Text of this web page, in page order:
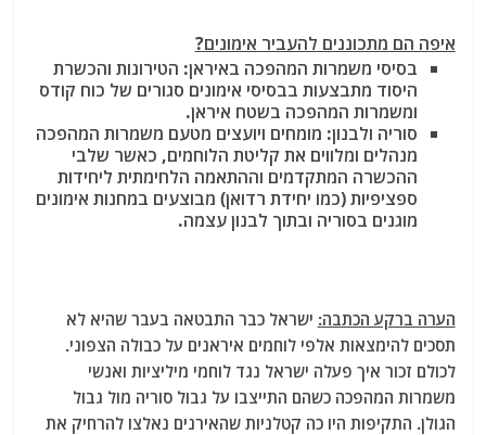
איפה הם מתכוננים להעביר אימונים?
בסיסי משמרות המהפכה באיראן: הטירונות והכשרת
היסוד מתבצעות בבסיסי אימונים סגורים של כוח קודס
ומשמרות המהפכה בשטח איראן.
סוריה ולבנון: מומחים ויועצים מטעם משמרות המהפכה
מנהלים ומלווים את קליטת הלוחמים, כאשר שלבי
ההכשרה המתקדמים וההתאמה הלחימתית ליחידות
ספציפיות (כמו יחידת רדואן) מבוצעים במחנות אימונים
מוגנים בסוריה ובתוך לבנון עצמה.
הערה ברקע הכתבה: ישראל כבר התבטאה בעבר שהיא לא
תסכים להימצאות אלפי לוחמים איראנים על כבולה הצפוני.
לכולם זכור איך פעלה ישראל נגד לוחמי מיליציות ואנשי
משמרות המהפכה כשהם התייצבו על גבול סוריה מול גבול
הגולן. התקיפות היו כה קטלניות שהאירנים נאלצו להרחיק את